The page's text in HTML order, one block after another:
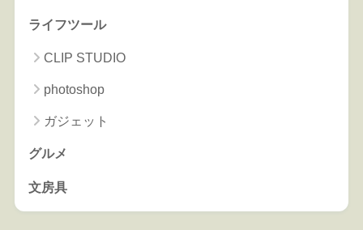
ライフツール
CLIP STUDIO
photoshop
ガジェット
グルメ
文房具